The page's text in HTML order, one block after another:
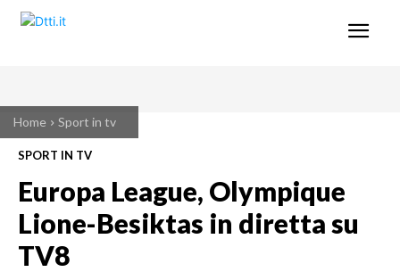
Home Sport in tv
SPORT IN TV
Europa League, Olympique
Lione-Besiktas in diretta su
TV8